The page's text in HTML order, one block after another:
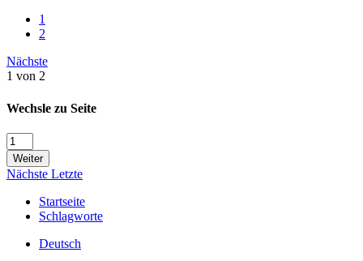
1
2
Nächste
1 von 2
Wechsle zu Seite
Weiter
Nächste Letzte
Startseite
Schlagworte
Deutsch